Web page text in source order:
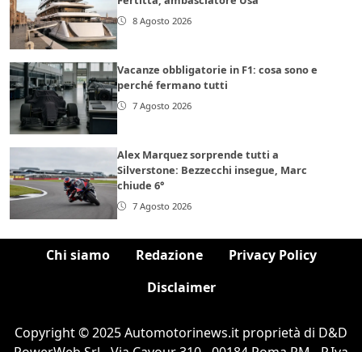
8 Agosto 2026
Vacanze obbligatorie in F1: cosa sono e
perché fermano tutti
7 Agosto 2026
Alex Marquez sorprende tutti a
Silverstone: Bezzecchi insegue, Marc
chiude 6°
7 Agosto 2026
Chi siamo Redazione
Privacy Policy
Disclaimer
Copyright © 2025 Automotorinews.it proprietà di D&D